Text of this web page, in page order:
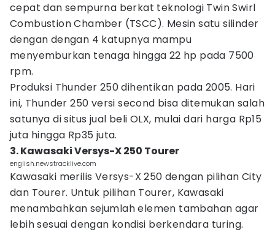
cepat dan sempurna berkat teknologi Twin Swirl
Combustion Chamber (TSCC). Mesin satu silinder
dengan dengan 4 katupnya mampu
menyemburkan tenaga hingga 22 hp pada 7500
rpm.
Produksi Thunder 250 dihentikan pada 2005. Hari
ini, Thunder 250 versi second bisa ditemukan salah
satunya di situs jual beli OLX, mulai dari harga Rp15
juta hingga Rp35 juta.
3. Kawasaki Versys-X 250 Tourer
english.newstracklive.com
Kawasaki merilis Versys-X 250 dengan pilihan City
dan Tourer. Untuk pilihan Tourer, Kawasaki
menambahkan sejumlah elemen tambahan agar
lebih sesuai dengan kondisi berkendara turing.